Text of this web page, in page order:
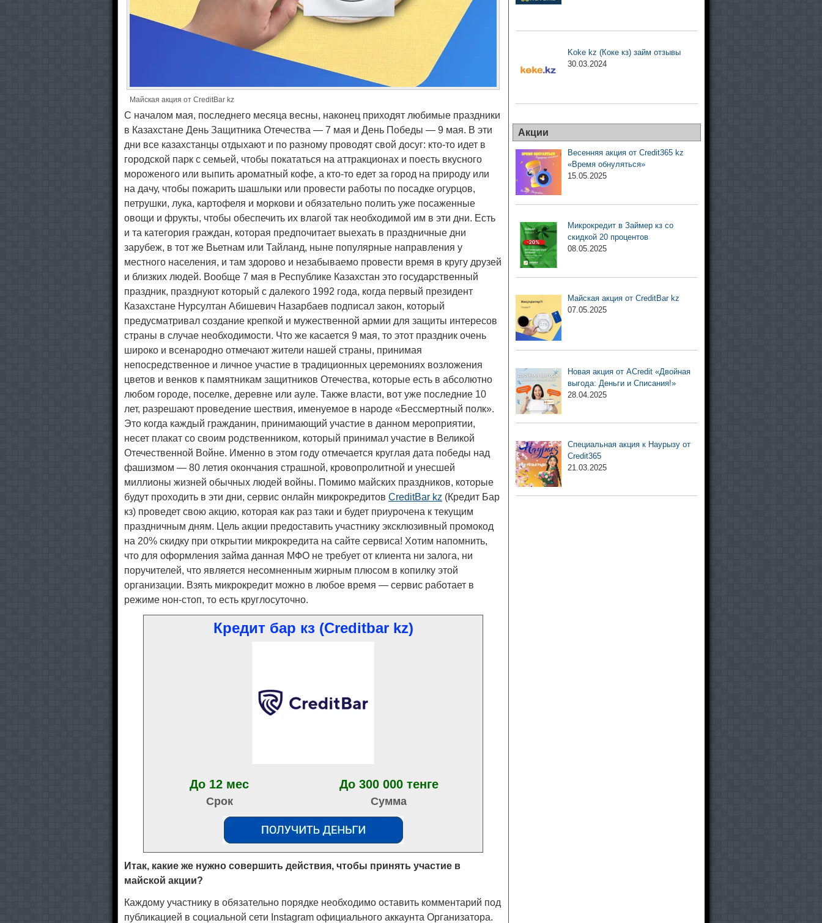
Майская акция от CreditBar kz
С началом мая, последнего месяца весны, наконец приходят любимые праздники
в Казахстане День Защитника Отечества — 7 мая и День Победы — 9 мая. В эти
дни все казахстанцы отдыхают и по разному проводят свой досуг: кто-то идет в
городской парк с семьей, чтобы покататься на аттракционах и поесть вкусного
мороженого или выпить ароматный кофе, а кто-то едет за город на природу или
на дачу, чтобы пожарить шашлыки или провести работы по посадке огурцов,
петрушки, лука, картофеля и моркови и обязательно полить уже посаженные
овощи и фрукты, чтобы обеспечить их влагой так необходимой им в эти дни. Есть
и та категория граждан, которая предпочитает выехать в праздничные дни
зарубеж, в тот же Вьетнам или Тайланд, ныне популярные направления у
местного населения, и там здорово и незабываемо провести время в кругу друзей
и близких людей. Вообще 7 мая в Республике Казахстан это государственный
праздник, празднуют который с далекого 1992 года, когда первый президент
Казахстане Нурсултан Абишевич Назарбаев подписал закон, который
предусматривал создание крепкой и мужественной армии для защиты интересов
страны в случае необходимости. Что же касается 9 мая, то этот праздник очень
широко и всенародно отмечают жители нашей страны, принимая
непосредственное и личное участие в традиционных церемониях возложения
цветов и венков к памятникам защитников Отечества, которые есть в абсолютно
любом городе, поселке, деревне или ауле. Также власти, вот уже последние 10
лет, разрешают проведение шествия, именуемое в народе «Бессмертный полк».
Это когда каждый гражданин, принимающий участие в данном мероприятии,
несет плакат со своим родственником, который принимал участие в Великой
Отечественной Войне. Именно в этом году отмечается круглая дата победы над
фашизмом — 80 летия окончания страшной, кровопролитной и унесшей
миллионы жизней обычных людей войны. Помимо майских праздников, которые
будут проходить в эти дни, сервис онлайн микрокредитов CreditBar kz (Кредит Бар
кз) проведет свою акцию, которая как раз таки и будет приурочена к текущим
праздничным дням. Цель акции предоставить участнику эксклюзивный промокод
на 20% скидку при открытии микрокредита на сайте сервиса! Хотим напомнить,
что для оформления займа данная МФО не требует от клиента ни залога, ни
поручителей, что является несомненным жирным плюсом в копилку этой
организации. Взять микрокредит можно в любое время — сервис работает в
режиме нон-стоп, то есть круглосуточно.
Кредит бар кз (Creditbar kz)
До 12 мес
Срок
До 300 000 тенге
Сумма
Итак, какие же нужно совершить действия, чтобы принять участие в
майской акции?
Каждому участнику в обязательно порядке необходимо оставить комментарий под
публикацией в социальной сети Instagram официального аккаунта Организатора.
Koke kz (Коке кз) займ отзывы
30.03.2024
Акции
Весенняя акция от Credit365 kz
«Время обнуляться»
15.05.2025
Микрокредит в Займер кз со
скидкой 20 процентов
08.05.2025
Майская акция от CreditBar kz
07.05.2025
Новая акция от ACredit «Двойная
выгода: Деньги и Списания!»
28.04.2025
Специальная акция к Наурызу от
Credit365
21.03.2025